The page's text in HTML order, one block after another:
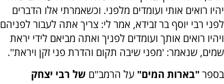
יהיו רואים אותי ועומדים מלפני. וכשאמרתי אלו הדברים
לפני רבי יוסף בר זבידא, אמר לי: צריך אתה לעבור לפניהם
ויהיו רואים אותך ועומדים לפניך ואתה מביאם לידי יראת
שמים, שנאמר: 'מפני שיבה תקום והדרת פני זקן ויראת''.
בספר"בארות המים" על הרמב"ם של רבי יצחק